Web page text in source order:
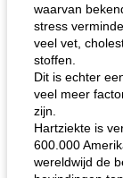
waarvan
stress
veel vet,
stoffen.
Dit is echter
veel meer
zijn.
Hartziekte is
600.000
wereldwijd de